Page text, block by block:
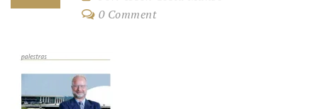
0 Comment